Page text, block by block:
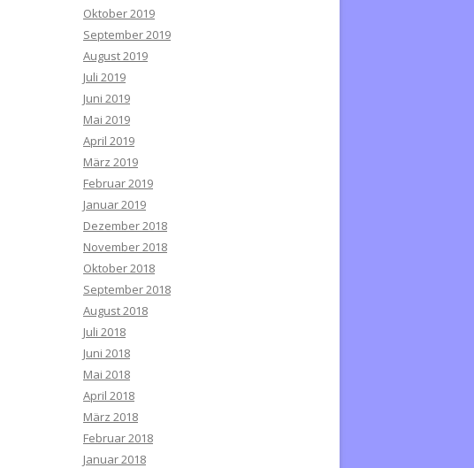
Oktober 2019
September 2019
August 2019
Juli 2019
Juni 2019
Mai 2019
April 2019
März 2019
Februar 2019
Januar 2019
Dezember 2018
November 2018
Oktober 2018
September 2018
August 2018
Juli 2018
Juni 2018
Mai 2018
April 2018
März 2018
Februar 2018
Januar 2018